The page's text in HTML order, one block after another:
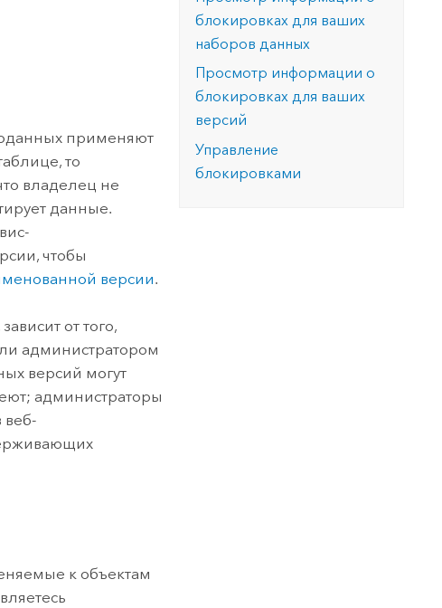
Изучить ArcGIS Pro
данных, а также для получения
результатов, позволяющих решать
сложные задачи.
Изучить этот курс
позволили провести критически важные
спасательные операции.
применяют
то
владелец не
данные.
чтобы
версии.
зависит от того,
администратором
версий могут
администраторы
веб-
к объектам
блокировках для ваших
наборов данных
Просмотр информации о
блокировках для ваших
версий
Управление
блокировками